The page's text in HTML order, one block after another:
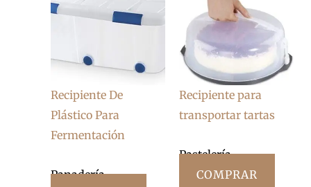
Recipiente De
Plástico Para
Fermentación
Panadería
Recipiente para
transportar tartas
Pastelería
COMPRAR